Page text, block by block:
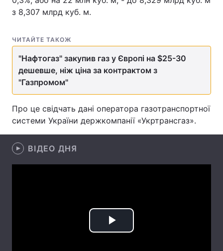
Головна Війна
Україна Політика
Спорт Наука
Техно і зв'язок Лайт
з 8,307 млрд куб. м.
ЧИТАЙТЕ ТАКОЖ
"Нафтогаз" закупив газ у Європі на $25-30
дешевше, ніж ціна за контрактом з
"Газпромом"
Про це свідчать дані оператора газотранспортної
системи України держкомпанії «Укртрансгаз».
ВІДЕО ДНЯ
Play